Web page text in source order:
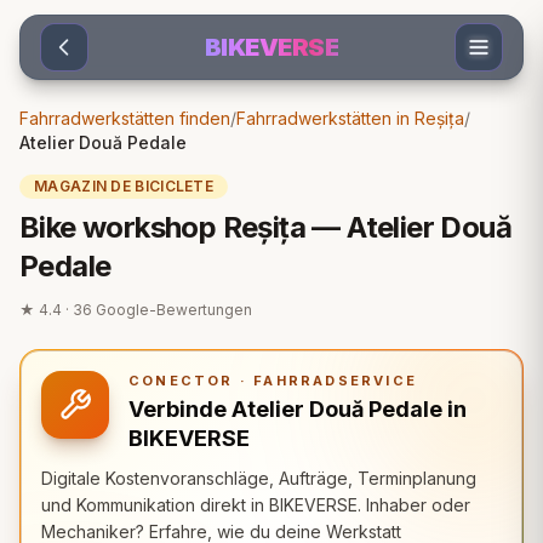
Sari la conținut
BIKEVERSE
Fahrradwerkstätten finden/Fahrradwerkstätten in Reșița/
Atelier Două Pedale
MAGAZIN DE BICICLETE
Bike workshop Reșița — Atelier Două
Pedale
★ 4.4 · 36 Google-Bewertungen
CONECTOR · FAHRRADSERVICE
Verbinde Atelier Două Pedale in
BIKEVERSE
Digitale Kostenvoranschläge, Aufträge, Terminplanung
und Kommunikation direkt in BIKEVERSE. Inhaber oder
Mechaniker? Erfahre, wie du deine Werkstatt